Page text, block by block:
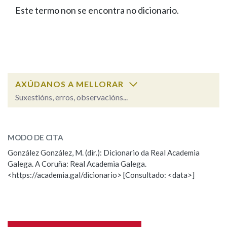
FIGURAS HOMENAXEADAS
PORTAL DAS PALABRAS
Facebook
TwitterYoutubeInstagram
Bluesky
BUSCAR NOS LEMAS
Remata por
BUSCAR NO CONTIDO
Nas definicións
Este termo non se encontra no dicionario.
AXÚDANOS A MELLORAR
Suxestións, erros, observacións...
Observación
Nome
MODO DE CITA
González González, M. (dir.): Dicionario da Real Academia
Galega. A Coruña: Real Academia Galega.
<https://academia.gal/dicionario> [Consultado: <data>]